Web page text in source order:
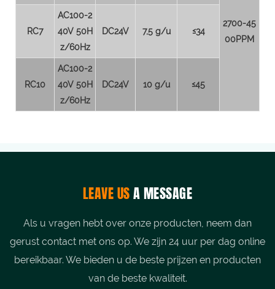
2700-45
00PPM
RC7
AC100-2
40V 50H
z/60Hz
DC24V 7,5 g/u ≤34
RC10
AC100-2
40V 50H
z/60Hz
DC24V 10 g/u ≤45
LEAVE USA MESSAGE
Als u vragen hebt over onze producten, neem dan
gerust contact met ons op. We zijn 24 uur per dag online
bereikbaar. We bieden u de beste prijzen en producten
van de beste kwaliteit.